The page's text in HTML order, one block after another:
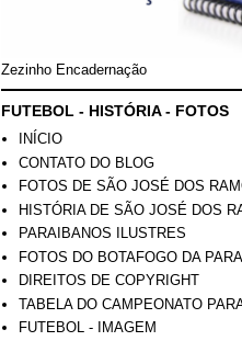
Zezinho Encadernação
FUTEBOL - HISTÓRIA - FOTOS
INÍCIO
CONTATO DO BLOG
FOTOS DE SÃO JOSÉ DOS
HISTÓRIA DE SÃO JOSÉ DOS
PARAIBANOS ILUSTRES
FOTOS DO BOTAFOGO DA
DIREITOS DE COPYRIGHT
TABELA DO CAMPEONATO
FUTEBOL - IMAGEM